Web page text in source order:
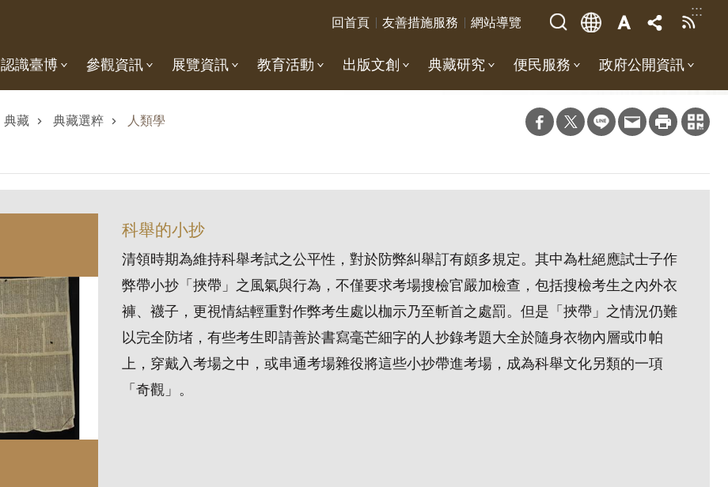
:::
回首頁 友善措施服務 網站導覽
認識臺博 參觀資訊 展覽資訊 教育活動 出版文創 典藏研究 便民服務 政府公開資訊
典藏 典藏選粹 人類學
科舉的小抄
清領時期為維持科舉考試之公平性，對於防弊糾舉訂有頗多規定。其中為杜絕應試士子作
弊帶小抄「挾帶」之風氣與行為，不僅要求考場搜檢官嚴加檢查，包括搜檢考生之內外衣
褲、襪子，更視情結輕重對作弊考生處以枷示乃至斬首之處罰。但是「挾帶」之情況仍難
以完全防堵，有些考生即請善於書寫毫芒細字的人抄錄考題大全於隨身衣物內層或巾帕
上，穿戴入考場之中，或串通考場雜役將這些小抄帶進考場，成為科舉文化另類的一項
「奇觀」。